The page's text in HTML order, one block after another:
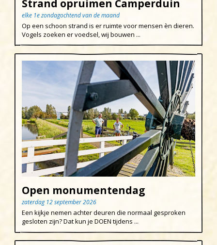
Strand opruimen Camperduin
elke 1e zondagochtend van de maand
Op een schoon strand is er ruimte voor mensen èn dieren.
Vogels zoeken er voedsel, wij bouwen ...
Open monumentendag
zaterdag 12 september 2026
Een kijkje nemen achter deuren die normaal gesproken
gesloten zijn? Dat kun je DOEN tijdens ...